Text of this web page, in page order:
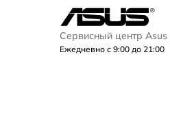
Сервисный центр Asus
Ежедневно с 9:00 до 21:00